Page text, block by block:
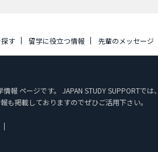
す 留学に役立つ情報 先輩のメッセージ
報 ページです。 JAPAN STUDY SUPPORT
も掲載しておりますのでぜひご活用下さい。